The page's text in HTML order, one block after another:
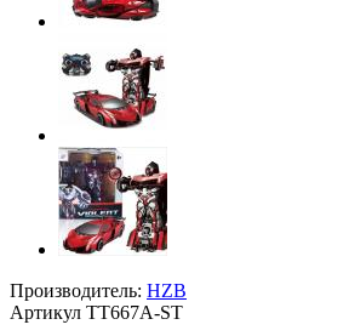
Производитель: HZB
Артикул TT667A-ST